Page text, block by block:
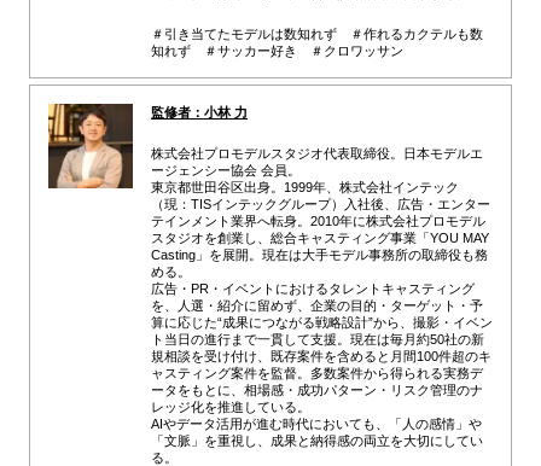
＃引き当てたモデルは数知れず ＃作れるカクテルも数
知れず ＃サッカー好き ＃クロワッサン
監修者：小林 力
株式会社プロモデルスタジオ代表取締役。日本モデルエ
ージェンシー協会 会員。
東京都世田谷区出身。1999年、株式会社インテック
（現：TISインテックグループ）入社後、広告・エンター
テインメント業界へ転身。2010年に株式会社プロモデル
スタジオを創業し、総合キャスティング事業「YOU MAY
Casting」を展開。現在は大手モデル事務所の取締役も務
める。
広告・PR・イベントにおけるタレントキャスティング
を、人選・紹介に留めず、企業の目的・ターゲット・予
算に応じた“成果につながる戦略設計”から、撮影・イベン
ト当日の進行まで一貫して支援。現在は毎月約50社の新
規相談を受け付け、既存案件を含めると月間100件超のキ
ャスティング案件を監督。多数案件から得られる実務デ
ータをもとに、相場感・成功パターン・リスク管理のナ
レッジ化を推進している。
AIやデータ活用が進む時代においても、「人の感情」や
「文脈」を重視し、成果と納得感の両立を大切にしてい
る。